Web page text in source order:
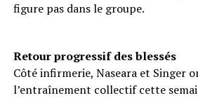
figure pas dans le groupe.
Retour progressif des blessés
Côté infirmerie, Naseara et Singer
l’entraînement collectif cette